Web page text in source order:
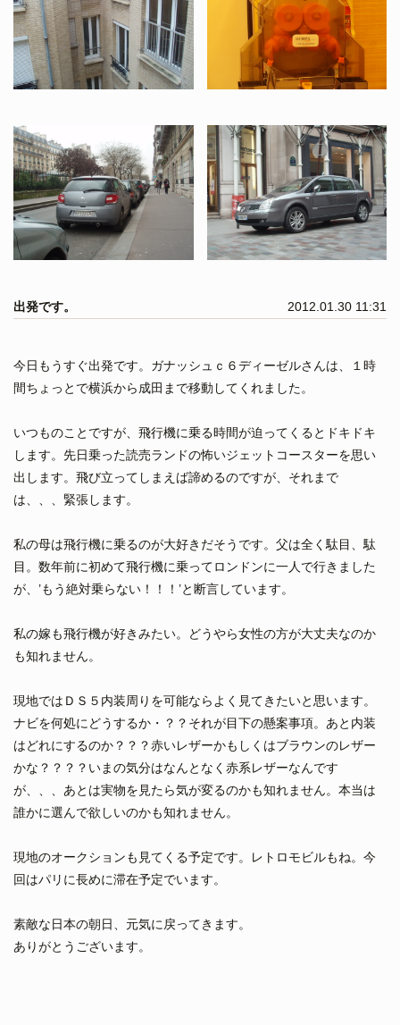
出発です。 2012.01.30 11:31
今日もうすぐ出発です。ガナッシュｃ６ディーゼルさんは、１時
間ちょっとで横浜から成田まで移動してくれました。
いつものことですが、飛行機に乗る時間が迫ってくるとドキドキ
します。先日乗った読売ランドの怖いジェットコースターを思い
出します。飛び立ってしまえば諦めるのですが、それまで
は、、、緊張します。
私の母は飛行機に乗るのが大好きだそうです。父は全く駄目、駄
目。数年前に初めて飛行機に乗ってロンドンに一人で行きました
が、’もう絶対乗らない！！！’と断言しています。
私の嫁も飛行機が好きみたい。どうやら女性の方が大丈夫なのか
も知れません。
現地ではＤＳ５内装周りを可能ならよく見てきたいと思います。
ナビを何処にどうするか・？？それが目下の懸案事項。あと内装
はどれにするのか？？？赤いレザーかもしくはブラウンのレザー
かな？？？？いまの気分はなんとなく赤系レザーなんです
が、、、あとは実物を見たら気が変るのかも知れません。本当は
誰かに選んで欲しいのかも知れません。
現地のオークションも見てくる予定です。レトロモビルもね。今
回はパリに長めに滞在予定でいます。
素敵な日本の朝日、元気に戻ってきます。
ありがとうございます。